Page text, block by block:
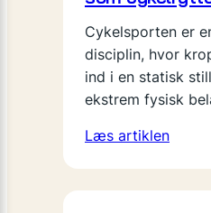
Cykelsporten er
disciplin, hvor
ind i en statisk
ekstrem fysisk
Læs artiklen